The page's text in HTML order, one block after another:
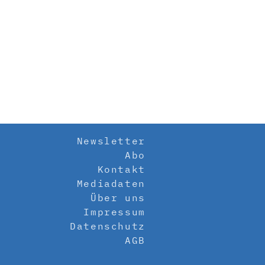
Newsletter
Abo
Kontakt
Mediadaten
Über uns
Impressum
Datenschutz
AGB